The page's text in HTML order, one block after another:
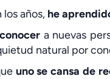
años, he
a nuevas
natural por
uno se cansa de